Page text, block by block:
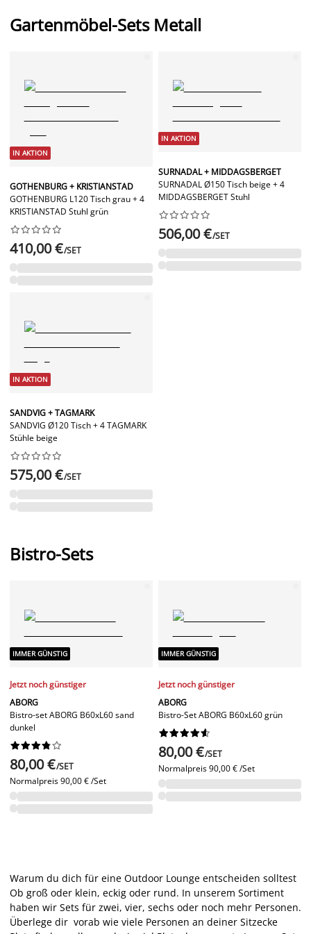
Gartenmöbel-Sets Metall
IN AKTION
GOTHENBURG + KRISTIANSTAD
GOTHENBURG L120 Tisch grau + 4
KRISTIANSTAD Stuhl grün






410,00 €/SET
IN AKTION
SURNADAL + MIDDAGSBERGET
SURNADAL Ø150 Tisch beige + 4
MIDDAGSBERGET Stuhl






506,00 €/SET
IN AKTION
SANDVIG + TAGMARK
SANDVIG Ø120 Tisch + 4 TAGMARK
Stühle beige






575,00 €/SET
Bistro-Sets
IMMER GÜNSTIG
Jetzt noch günstiger
ABORG
Bistro-set ABORG B60xL60 sand
dunkel






80,00 €/SET
Normalpreis90,00 € /Set
IMMER GÜNSTIG
Jetzt noch günstiger
ABORG
Bistro-Set ABORG B60xL60 grün






80,00 €/SET
Normalpreis90,00 € /Set
Warum du dich für eine Outdoor Lounge entscheiden solltest
Ob groß oder klein, eckig oder rund. In unserem Sortiment
haben wir Sets für zwei, vier, sechs oder noch mehr Personen.
Überlege dir vorab wie viele Personen an deiner Sitzecke